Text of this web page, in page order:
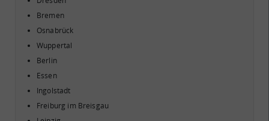
Bremen
Osnabrück
Wuppertal
Berlin
Essen
Ingolstadt
Freiburg im BreisgauLagerfläche vermieten? Sie
Wir begleiten den Bau von